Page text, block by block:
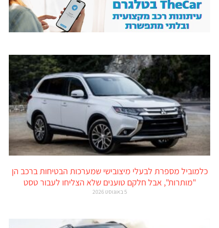
כלמוביל מספרת לבעלי מיצובישי שמערכות הבטיחות ברכב הן
"מותרות", אבל חלקם טוענים שלא הצליחו לעבור טסט
5 באוגוסט 2026